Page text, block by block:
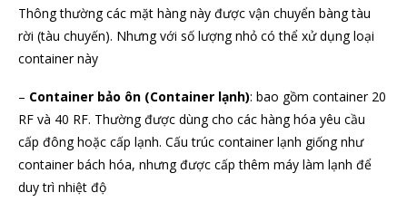
Thông thường các mặt hàng này được vận chuyển bàng tàu
rời (tàu chuyến). Nhưng với số lượng nhỏ có thể xử dụng loại
container này
– Container bảo ôn (Container lạnh): bao gồm container 20
RF và 40 RF. Thường được dùng cho các hàng hóa yêu cầu
cấp đông hoặc cấp lạnh. Cấu trúc container lạnh giống như
container bách hóa, nhưng được cấp thêm máy làm lạnh để
duy trì nhiệt độ